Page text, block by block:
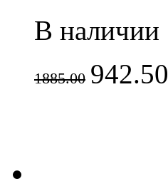
В наличии
1885.00 942.50